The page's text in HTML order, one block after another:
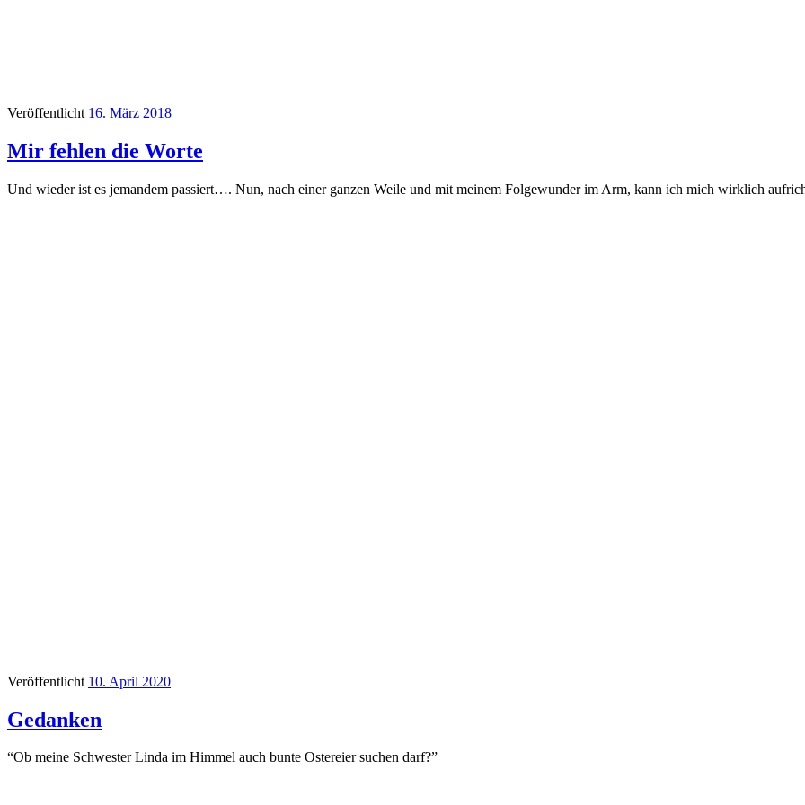
Veröffentlicht 16. März 2018
Mir fehlen die Worte
Und wieder ist es jemandem passiert…. Nun, nach einer ganzen Weile und mit meinem Folgewunder im Arm, kann ich mich wirklich
Veröffentlicht 10. April 2020
Gedanken
“Ob meine Schwester Linda im Himmel auch bunte Ostereier suchen darf?”